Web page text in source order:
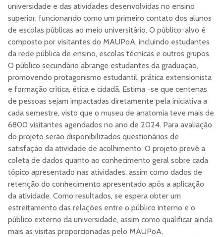
universidade e das atividades desenvolvidas no ensino
superior, funcionando como um primeiro contato dos alunos
de escolas públicas ao meio universitário. O público-alvo é
composto por visitantes do MAUPoA, incluindo estudantes
da rede pública de ensino, escolas técnicas e outros grupos.
O público secundário abrange estudantes da graduação,
promovendo protagonismo estudantil, prática extensionista
e formação crítica, ética e cidadã. Estima -se que centenas
de pessoas sejam impactadas diretamente pela iniciativa a
cada semestre, visto que o museu de anatomia teve mais de
6800 visitantes agendados no ano de 2024. Para avaliação
do projeto serão disponibilizados questionários de
satisfação da atividade de acolhimento. O projeto prevê a
coleta de dados quanto ao conhecimento geral sobre cada
tópico apresentado nas atividades, assim como dados de
retenção do conhecimento apresentado após a aplicação
da atividade. Como resultados, se espera obter um
estreitamento das relações entre o público interno e o
público externo da universidade, assim como qualificar ainda
mais as visitas proporcionadas pelo MAUPoA,